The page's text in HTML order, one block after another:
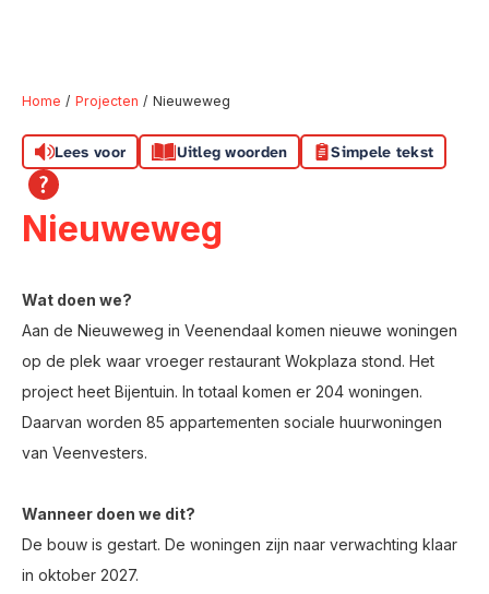
Naar hoofdinhoud
Naar hoofdnavigatiemenu
Naar zoeken
Home Projecten Nieuweweg
Lees voor Uitleg woorden Simpele tekst
Nieuweweg
Wat doen we?
Aan de Nieuweweg in Veenendaal komen nieuwe woningen
op de plek waar vroeger restaurant Wokplaza stond. Het
project heet Bijentuin. In totaal komen er 204 woningen.
Daarvan worden 85 appartementen sociale huurwoningen
van Veenvesters.
Wanneer doen we dit?
De bouw is gestart. De woningen zijn naar verwachting klaar
in oktober 2027.